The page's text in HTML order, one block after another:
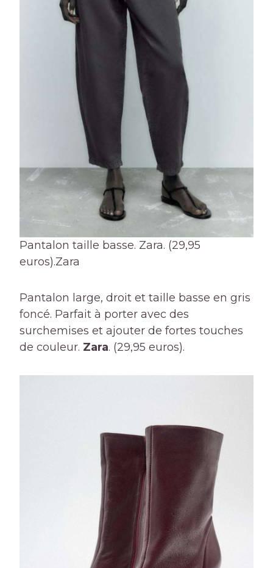
Pantalon taille basse. Zara. (29,95
euros).Zara
Pantalon large, droit et taille basse en gris
foncé. Parfait à porter avec des
surchemises et ajouter de fortes touches
de couleur. Zara. (29,95 euros).